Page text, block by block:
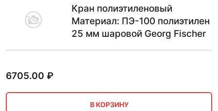
Кран полиэтиленовый
Материал: ПЭ-100 полиэтилен
25 мм шаровой Georg Fischer
6705.00 ₽
В КОРЗИНУ